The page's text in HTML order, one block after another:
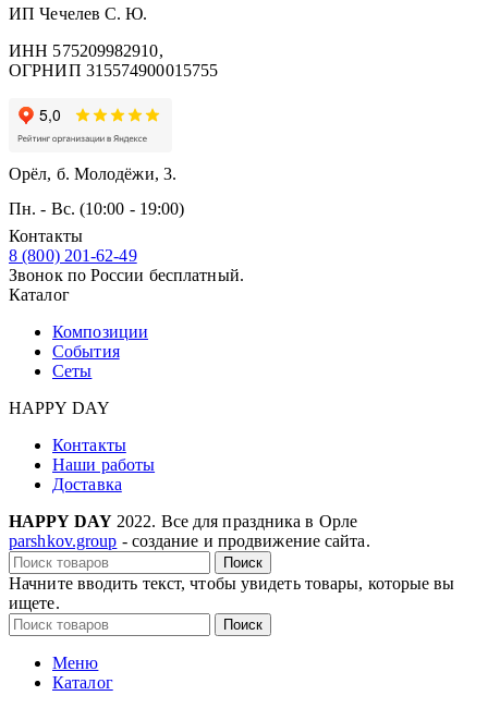
ИП Чечелев С. Ю.
ИНН 575209982910,
ОГРНИП 315574900015755
Орёл, б. Молодёжи, 3.
Пн. - Вс. (10:00 - 19:00)
Контакты
8 (800) 201-62-49
Звонок по России бесплатный.
Каталог
Композиции
События
Сеты
HAPPY DAY
Контакты
Наши работы
Доставка
HAPPY DAY 2022. Все для праздника в Орле
parshkov.group - создание и продвижение сайта.
Поиск
Начните вводить текст, чтобы увидеть товары, которые вы
ищете.
Поиск
Меню
Каталог